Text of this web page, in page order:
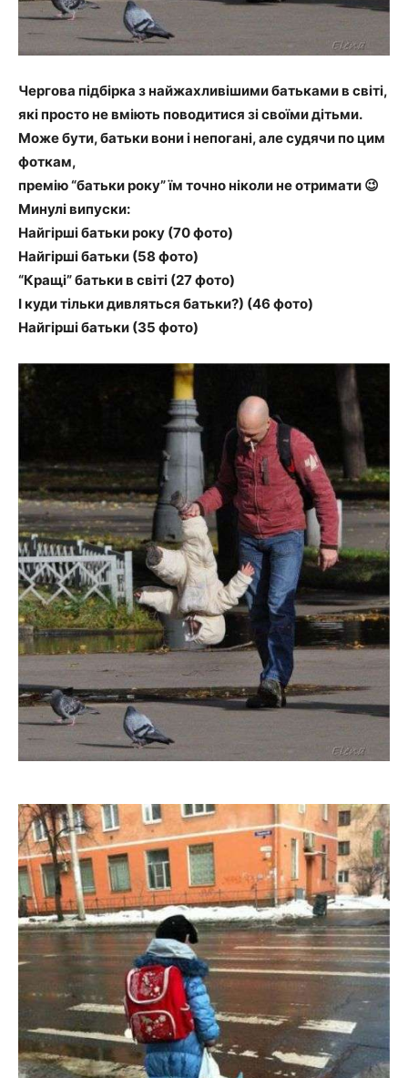
Чергова підбірка з найжахливішими батьками в світі,
які просто не вміють поводитися зі своїми дітьми.
Може бути, батьки вони і непогані, але судячи по цим
фоткам,
премію “батьки року” їм точно ніколи не отримати 😉
Минулі випуски:
Найгірші батьки року (70 фото)
Найгірші батьки (58 фото)
“Кращі” батьки в світі (27 фото)
І куди тільки дивляться батьки?) (46 фото)
Найгірші батьки (35 фото)